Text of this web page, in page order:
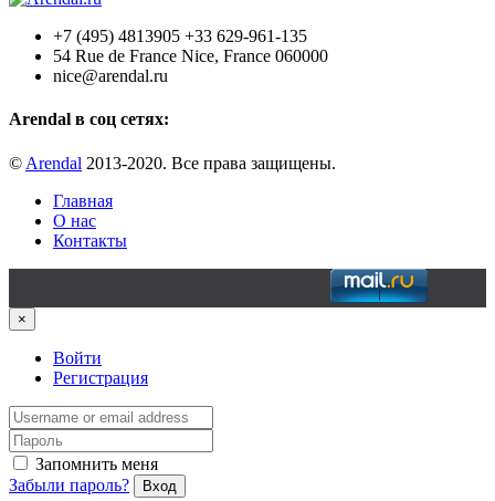
+7 (495) 4813905 +33 629-961-135
54 Rue de France Nice, France 060000
nice@arendal.ru
Arendal в соц сетях:
© Arendal 2013-2020. Все права защищены.
Главная
О нас
Контакты
×
Войти
Регистрация
Запомнить меня
Забыли пароль?
Вход